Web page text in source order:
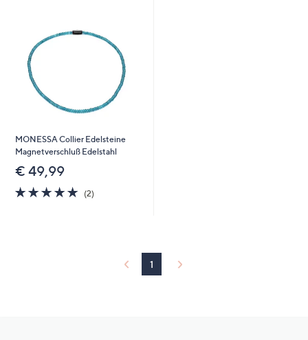
MONESSA Collier Edelsteine
Magnetverschluß Edelstahl
€ 49,99
5.0
von
(2)2
1